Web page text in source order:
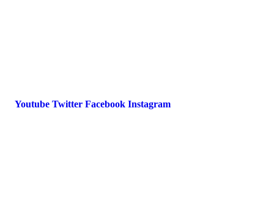
Youtube Twitter Facebook Instagram